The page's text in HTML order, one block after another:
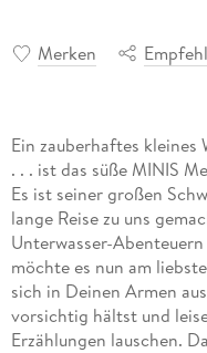
Merken
Ein zauberhaftes kleines
. . . ist das süße MINIS
Es ist seiner großen
lange Reise zu uns
Unterwasser-
möchte es nun am
sich in Deinen Armen
vorsichtig hältst und
Erzählungen lauschen.